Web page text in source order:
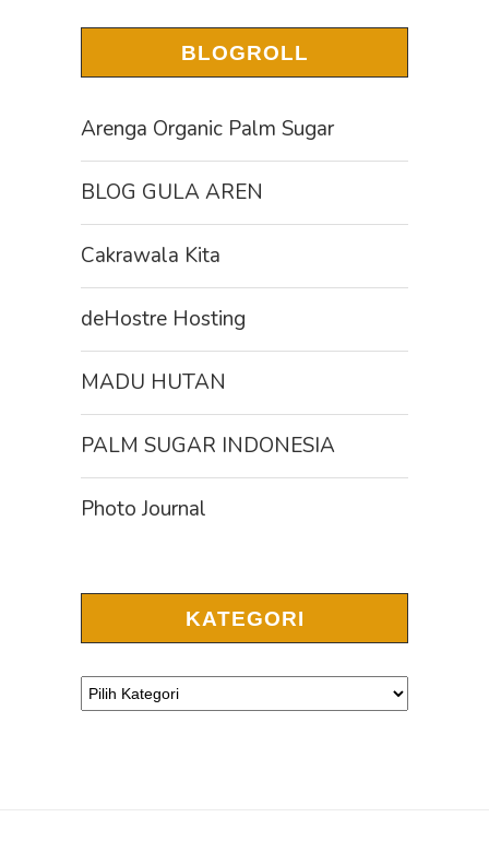
BLOGROLL
Arenga Organic Palm Sugar
BLOG GULA AREN
Cakrawala Kita
deHostre Hosting
MADU HUTAN
PALM SUGAR INDONESIA
Photo Journal
KATEGORI